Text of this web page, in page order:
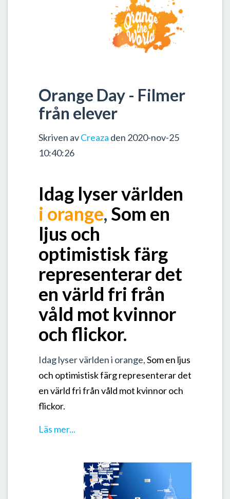
Orange Day - Filmer
från elever
Skriven avCreaza den 2020-nov-25
10:40:26
Idag lyser världen
i orange, Som en
ljus och
optimistisk färg
representerar det
en värld fri från
våld mot kvinnor
och flickor.
Idag lyser världen i orange,Som en ljus
och optimistisk färg representerar det
en värld fri från våld mot kvinnor och
flickor.
Läs mer...